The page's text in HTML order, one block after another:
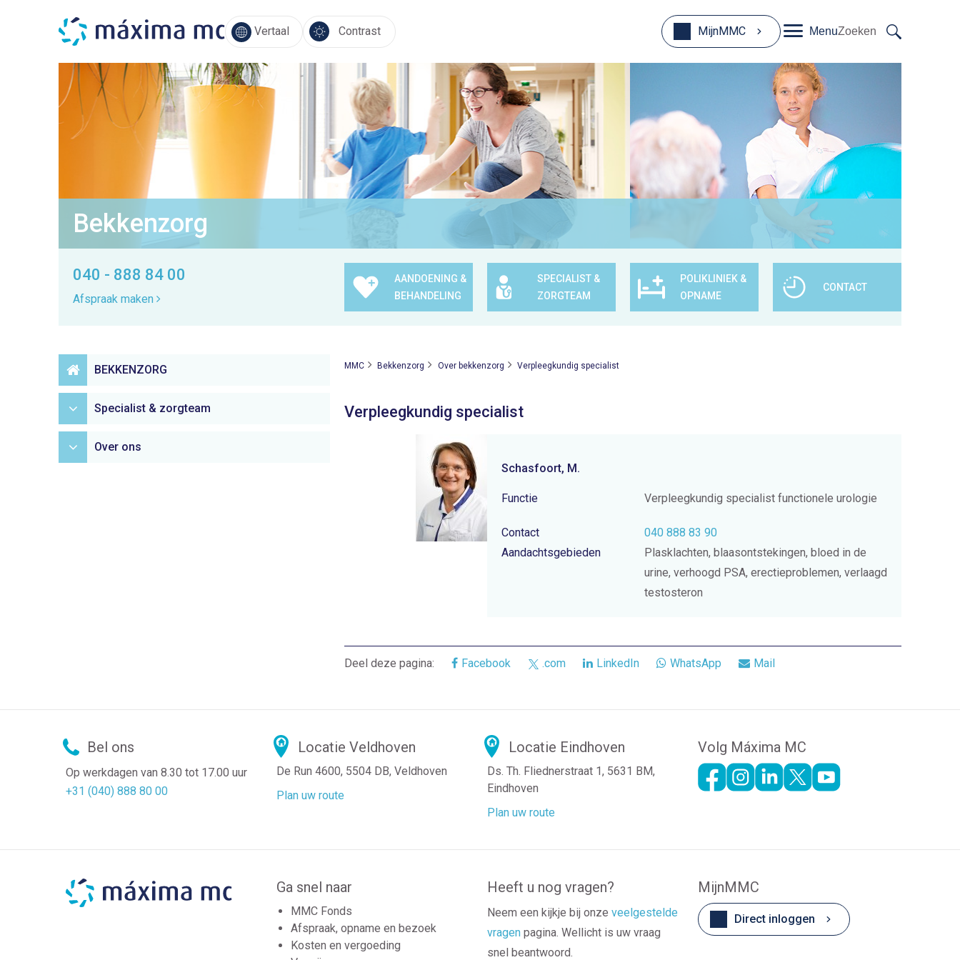
Vertaal Contrast MijnMMC MenuZoeken
Bekkenzorg
040 - 888 84 00
Afspraak maken
AANDOENING &
BEHANDELING
SPECIALIST &
ZORGTEAM
POLIKLINIEK &
OPNAME
CONTACT
BEKKENZORG
Specialist & zorgteam
Over ons
MMC Bekkenzorg Over bekkenzorg Verpleegkundig specialist
Verpleegkundig specialist
Schasfoort, M.
Functie Verpleegkundig specialist functionele urologie
Contact
040 888 83 90
Aandachtsgebieden
Plasklachten, blaasontstekingen, bloed in de
urine, verhoogd PSA, erectieproblemen, verlaagd
testosteron
Deel deze pagina: Facebook .com LinkedIn WhatsApp Mail
Bel ons
Op werkdagen van 8.30 tot 17.00 uur
+31 (040) 888 80 00
Locatie Veldhoven
De Run 4600, 5504 DB, Veldhoven
Plan uw route
Locatie Eindhoven
Ds. Th. Fliednerstraat 1, 5631 BM,
Eindhoven
Plan uw route
Volg Máxima MC
Ga snel naar
MMC Fonds
Afspraak, opname en bezoek
Kosten en vergoeding
Heeft u nog vragen?
Neem een kijkje bij onze veelgestelde
vragen pagina. Wellicht is uw vraag
snel beantwoord.
MijnMMC
Direct inloggen